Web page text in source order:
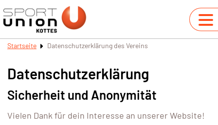
Startseite Datenschutzerklärung des Vereins
Datenschutzerklärung
Sicherheit und Anonymität
Vielen Dank für dein Interesse an unserer Website!